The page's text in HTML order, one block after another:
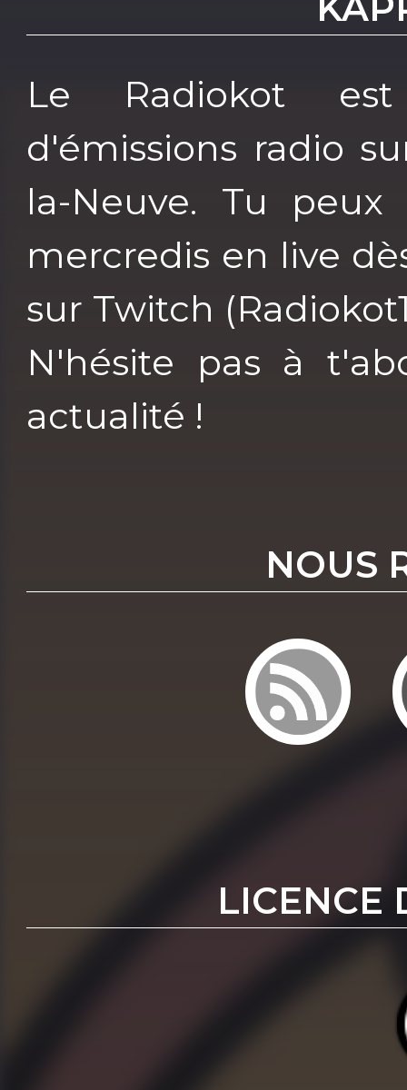
Le Radiokot
d'émissions radio
la-Neuve. Tu
mercredis en live
sur Twitch
N'hésite pas à
actualité !
NOUS
LICENCE